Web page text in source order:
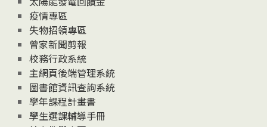
疫情專區
失物招領專區
曾家新聞剪報
校務行政系統
主網頁後端管理系統
圖書館資訊查詢系統
學年課程計畫書
學生選課輔導手冊